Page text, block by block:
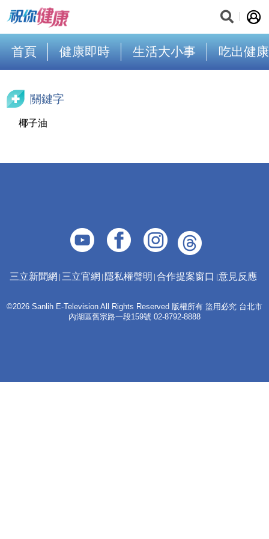
首頁 健康即時 生活大小事 吃出健康
關鍵字
椰子油
三立新聞網 三立官網 隱私權聲明 合作提案窗口 意見反應
©2026 Sanlih E-Television All Rights Reserved 版權所有 盜用必究 台北市
內湖區舊宗路一段159號 02-8792-8888